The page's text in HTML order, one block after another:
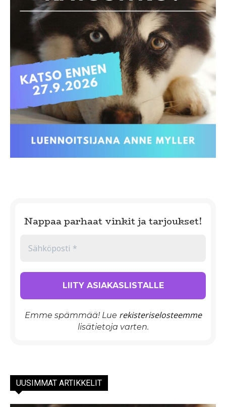
Nappaa parhaat vinkit ja tarjoukset!
Emme spämmää! Lue rekisteriselosteemme
lisätietoja varten.
UUSIMMAT ARTIKKELIT